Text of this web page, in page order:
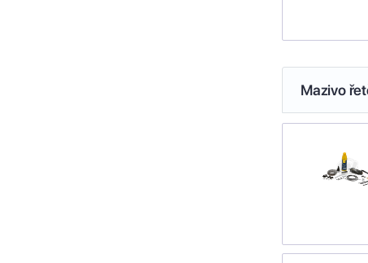
Mazivo